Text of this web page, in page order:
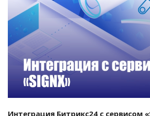
Смотреть проект
Интеграция Битрикс24 с сервисом